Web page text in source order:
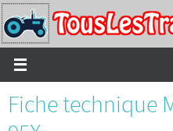
Passer
vers
le
contenu
Fiche technique